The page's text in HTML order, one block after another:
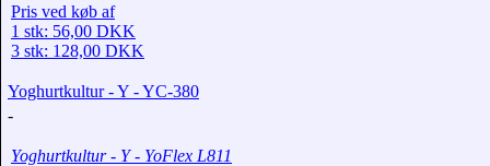
Pris ved køb af
1 stk: 56,00 DKK
3 stk: 128,00 DKK
Yoghurtkultur - Y - YC-380
-
Yoghurtkultur - Y - YoFlex L811